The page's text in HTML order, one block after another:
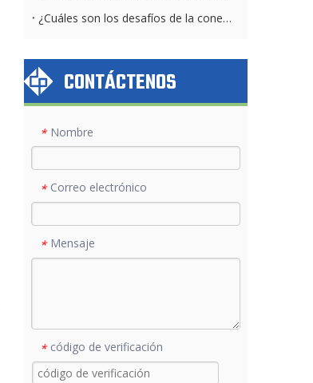
¿Cuáles son los desafíos de la conexión a la red solar?
CONTÁCTENOS
* Nombre
* Correo electrónico
* Mensaje
* código de verificación